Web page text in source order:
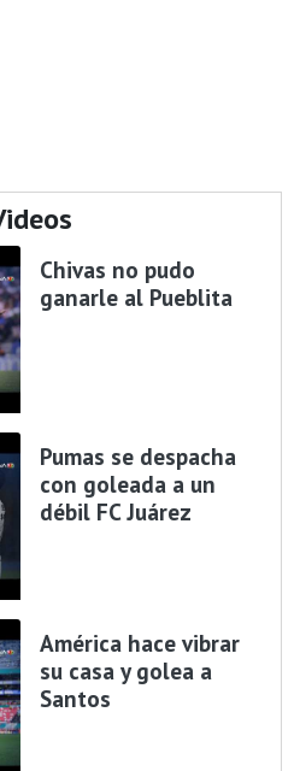
Chivas no pudo
ganarle al Pueblita
Pumas se despacha
con goleada a un
débil FC Juárez
América hace vibrar
su casa y golea a
Santos